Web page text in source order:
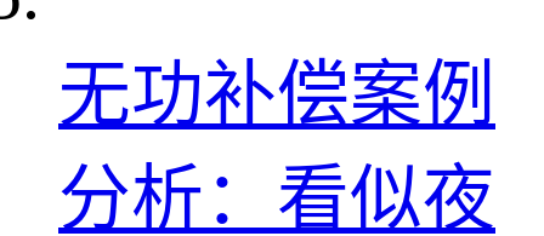
无功补偿案例
分析：看似夜